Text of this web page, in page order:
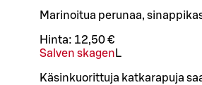
Marinoitua perunaa,
Hinta: 12,50 €
Salven skagen L
Käsinkuorittuja katkarapuja